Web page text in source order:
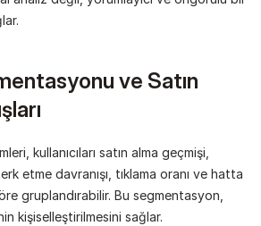
ve Satın
kullanıcıları satın alma geçmişi,
etme davranışı, tıklama oranı ve hatta
gruplandırabilir. Bu segmentasyon,
kişiselleştirilmesini sağlar.